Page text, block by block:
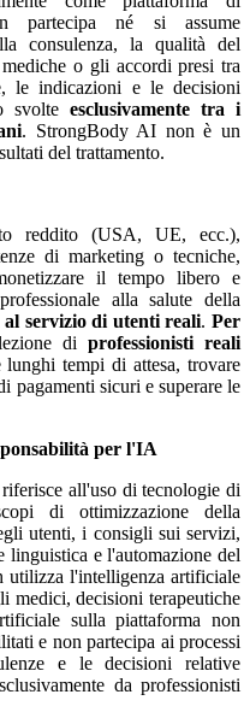
partecipa né si assume
consulenza, la qualità del
o gli accordi presi tra
le indicazioni e le decisioni
svolte esclusivamente tra i
. StrongBody AI non è un
del trattamento.
reddito (USA, UE, ecc.),
di marketing o tecniche,
il tempo libero e
alla salute della
al servizio di utenti reali.Per
di professionisti reali
tempi di attesa, trovare
pagamenti sicuri e superare le
per l'IA
all'uso di tecnologie di
di ottimizzazione della
utenti, i consigli sui servizi,
linguistica e l'automazione del
l'intelligenza artificiale
medici, decisioni terapeutiche
sulla piattaforma non
e non partecipa ai processi
e le decisioni relative
da professionisti